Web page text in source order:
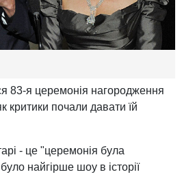
83-я церемонія нагородження
критики почали давати їй
- це "церемонія була
найгірше шоу в історії